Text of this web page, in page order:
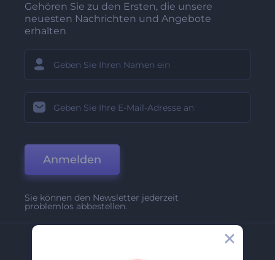
Gehören Sie zu den Ersten, die unsere
neuesten Nachrichten und Angebote
erhalten
Anmelden
Sie können den Newsletter jederzeit
problemlos abbestellen.